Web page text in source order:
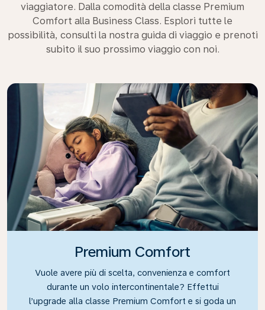
viaggiatore. Dalla comodità della classe Premium
Comfort alla Business Class. Esplori tutte le
possibilità, consulti la nostra guida di viaggio e prenoti
subito il suo prossimo viaggio con noi.
Premium Comfort
Vuole avere più di scelta, convenienza e comfort
durante un volo intercontinentale? Effettui
l’upgrade alla classe Premium Comfort e si goda un